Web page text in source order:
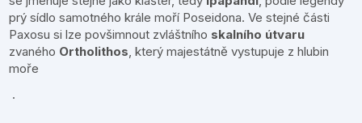
prý sídlo samotného krále moří Poseidona. Ve stejné části
Paxosu si lze povšimnout zvláštního skalního útvaru
zvaného Ortholithos, který majestátně vystupuje z hlubin
moře
.